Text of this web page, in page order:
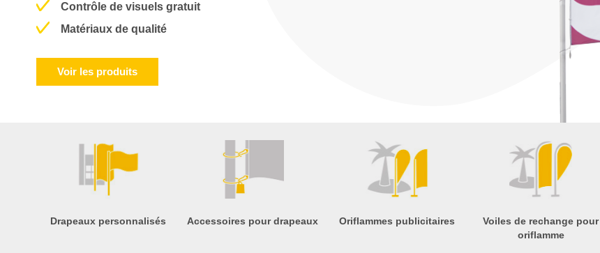
Contrôle de visuels gratuit
Matériaux de qualité
Voir les produits
Drapeaux personnalisés Accessoires pour drapeaux Oriflammes publicitaires
Voiles de rechange pour
oriflamme